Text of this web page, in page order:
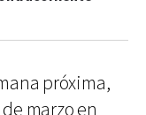
próxima,
marzo en